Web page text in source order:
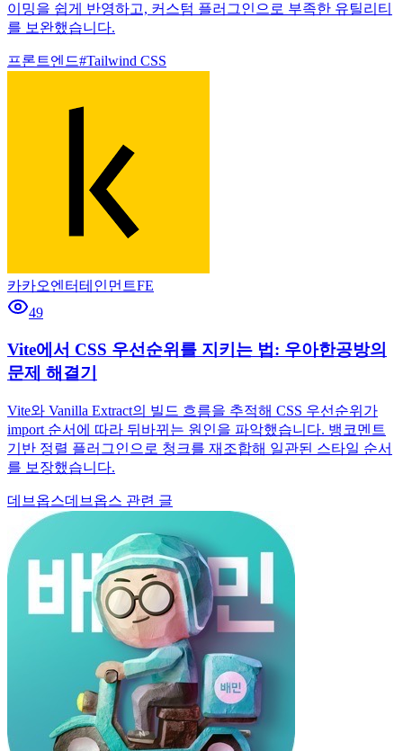
이밍을 쉽게 반영하고, 커스텀 플러그인으로 부족한 유틸리티
를 보완했습니다.
프론트엔드#Tailwind CSS
카카오엔터테인먼트FE
49
Vite에서 CSS 우선순위를 지키는 법: 우아한공방의
문제 해결기
Vite와 Vanilla Extract의 빌드 흐름을 추적해 CSS 우선순위가
import 순서에 따라 뒤바뀌는 원인을 파악했습니다. 뱅코멘트
기반 정렬 플러그인으로 청크를 재조합해 일관된 스타일 순서
를 보장했습니다.
데브옵스데브옵스 관련 글